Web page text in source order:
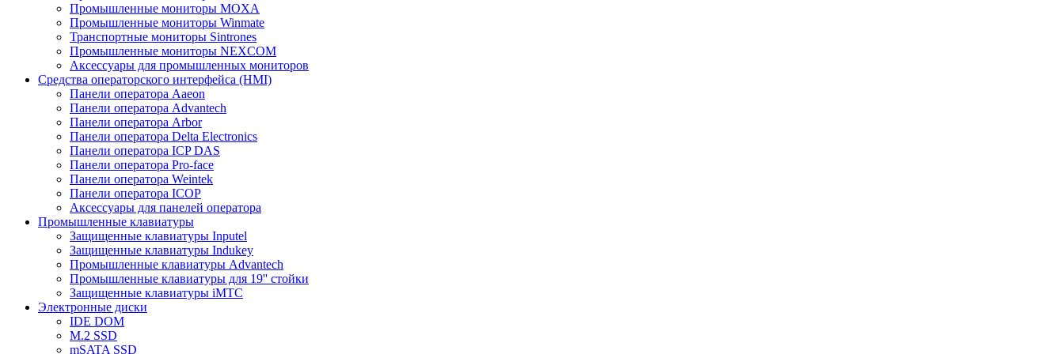
Промышленные мониторы MOXA
Промышленные мониторы Winmate
Транспортные мониторы Sintrones
Промышленные мониторы NEXCOM
Аксессуары для промышленных мониторов
Средства операторского интерфейса (HMI)
Панели оператора Aaeon
Панели оператора Advantech
Панели оператора Arbor
Панели оператора Delta Electronics
Панели оператора ICP DAS
Панели оператора Pro-face
Панели оператора Weintek
Панели оператора ICOP
Аксессуары для панелей оператора
Промышленные клавиатуры
Защищенные клавиатуры Inputel
Защищенные клавиатуры Indukey
Промышленные клавиатуры Advantech
Промышленные клавиатуры для 19'' стойки
Защищенные клавиатуры iMTC
Электронные диски
IDE DOM
M.2 SSD
mSATA SSD